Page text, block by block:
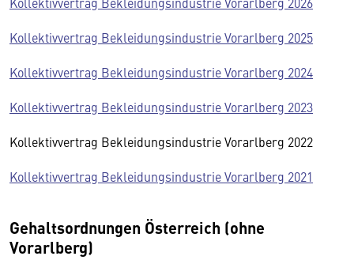
Kollektivvertrag Bekleidungsindustrie Vorarlberg 2025
Kollektivvertrag Bekleidungsindustrie Vorarlberg 2024
Kollektivvertrag Bekleidungsindustrie Vorarlberg 2023
Kollektivvertrag Bekleidungsindustrie Vorarlberg 2022
Kollektivvertrag Bekleidungsindustrie Vorarlberg 2021
Gehaltsordnungen Österreich (ohne
Vorarlberg)